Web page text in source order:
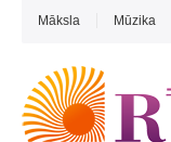
Māksla Mūzika